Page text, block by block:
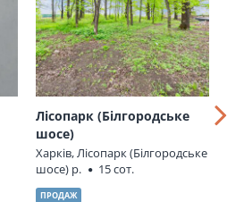
Лісопарк (Білгородське
шосе)
Харків, Лісопарк (Білгородське
шосе) р.
15 сот.
ПРОДАЖ